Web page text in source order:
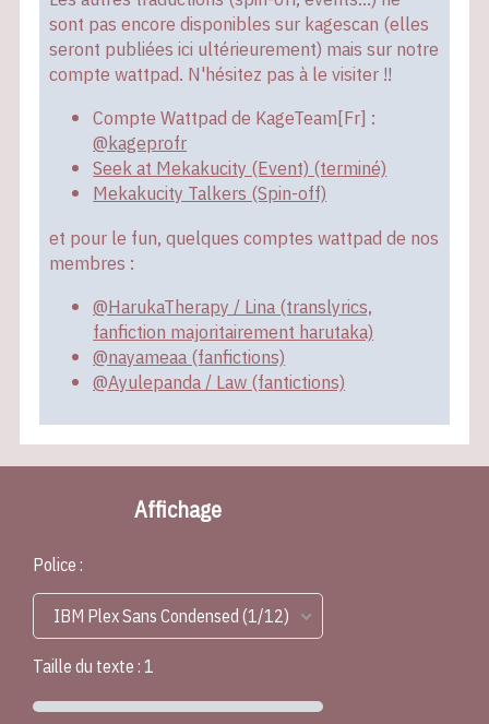
sont pas encore disponibles sur kagescan (elles
seront publiées ici ultérieurement) mais sur notre
compte wattpad. N'hésitez pas à le visiter !!
Compte Wattpad de KageTeam[Fr] :
@kageprofr
Seek at Mekakucity (Event) (terminé)
Mekakucity Talkers (Spin-off)
et pour le fun, quelques comptes wattpad de nos
membres :
@HarukaTherapy / Lina (translyrics,
fanfiction majoritairement harutaka)
@nayameaa (fanfictions)
@Ayulepanda / Law (fantictions)
Affichage
Police :
IBM Plex Sans Condensed (1/12)
Taille du texte : 1